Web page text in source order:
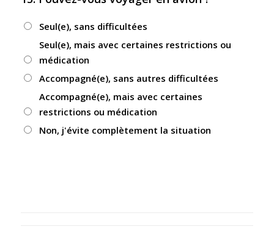
Seul(e), sans difficultées
Seul(e), mais avec certaines restrictions ou
médication
Accompagné(e), sans autres difficultées
Accompagné(e), mais avec certaines
restrictions ou médication
Non, j'évite complètement la situation